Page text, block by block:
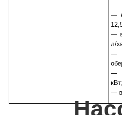
—
—
л/
—
—
кВт;
—